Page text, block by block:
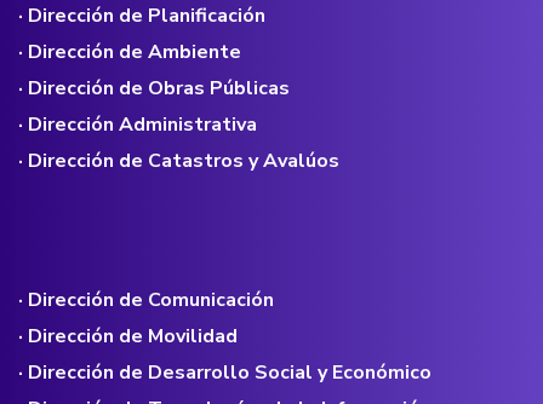
· Dirección de Planificación
· Dirección de Ambiente
· Dirección de Obras Públicas
· Dirección Administrativa
· Dirección de Catastros y Avalúos
· Dirección de Comunicación
· Dirección de Movilidad
· Dirección de Desarrollo Social y Económico